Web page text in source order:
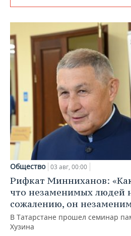
Общество 03 авг, 00:00
Рифкат Минниханов:
что незаменимых людей
сожалению, он
В Татарстане прошел семинар
Хузина